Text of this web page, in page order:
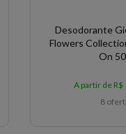
Desodorante
Flowers
On
A partir de R$
8